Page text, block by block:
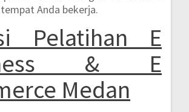
Anda bekerja.
Pelatihan E
& E
Medan